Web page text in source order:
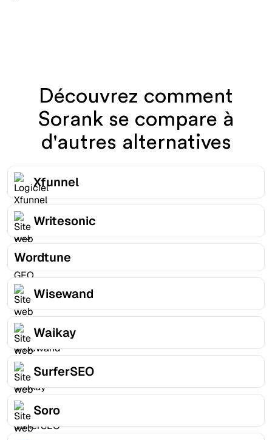
Découvrez comment
Sorank se compare à
d'autres alternatives
Xfunnel
Writesonic
Wordtune
Wisewand
Waikay
SurferSEO
Soro